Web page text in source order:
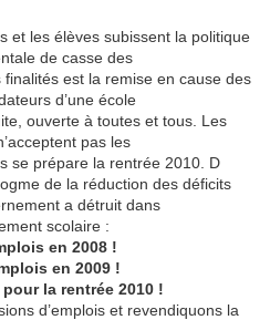
et les élèves subissent la politique
de casse des
est la remise en cause des
d’une école
ouverte à toutes et tous. Les
pas les
se prépare la rentrée 2010. D
de la réduction des déficits
a détruit dans
scolaire :
en 2008 !
en 2009 !
pour la rentrée 2010 !
d’emplois et revendiquons la